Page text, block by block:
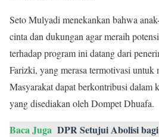
Seto Mulyadi menekankan bahwa
cinta dan dukungan agar meraih
terhadap program ini datang dari
Farizki, yang merasa termotivasi untuk
Masyarakat dapat berkontribusi dalam
yang disediakan oleh Dompet Dhuafa.
Baca Juga DPR Setujui Abolisi